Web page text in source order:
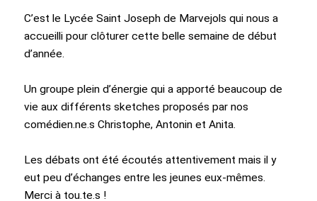
C’est le Lycée Saint Joseph de Marvejols qui nous a
accueilli pour clôturer cette belle semaine de début
d’année.
Un groupe plein d’énergie qui a apporté beaucoup de
vie aux différents sketches proposés par nos
comédien.ne.s Christophe, Antonin et Anita.
Les débats ont été écoutés attentivement mais il y
eut peu d’échanges entre les jeunes eux-mêmes.
Merci à tou.te.s !